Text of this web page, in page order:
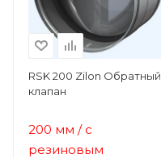
RSK 200 Zilon Обратный
клапан
200 мм / с
резиновым